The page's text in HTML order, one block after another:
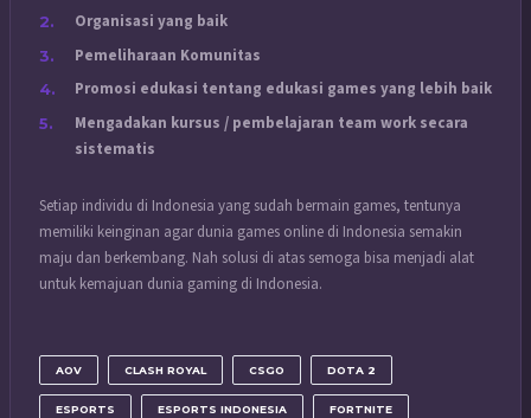
Organisasi yang baik
Pemeliharaan Komunitas
Promosi edukasi tentang edukasi games yang lebih baik
Mengadakan kursus / pembelajaran team work secara
sistematis
Setiap individu di Indonesia yang sudah bermain games, tentunya
memiliki keinginan agar dunia games online di Indonesia semakin
maju dan berkembang. Nah solusi di atas semoga bisa menjadi alat
untuk kemajuan dunia gaming di Indonesia.
AOV CLASH ROYAL CSGO DOTA 2
ESPORTS ESPORTS INDONESIA FORTNITE